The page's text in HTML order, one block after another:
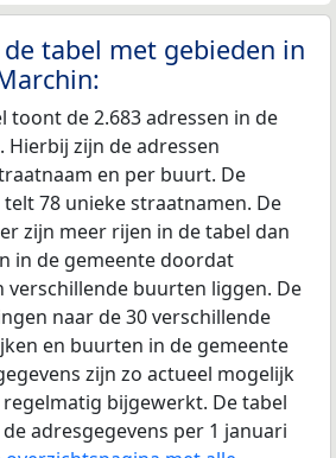
tabel met gebieden in
toont de 2.683 adressen in de
Hierbij zijn de adressen
en per buurt. De
78 unieke straatnamen. De
zijn meer rijen in de tabel dan
in de gemeente doordat
buurten liggen. De
naar de 30 verschillende
en buurten in de gemeente
zijn zo actueel mogelijk
bijgewerkt. De tabel
adresgegevens per 1 januari